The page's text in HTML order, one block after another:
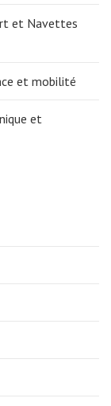
et Navettes
et mobilité
et